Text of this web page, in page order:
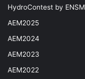
HydroContest by ENSM
AEM2025
AEM2024
AEM2023
AEM2022